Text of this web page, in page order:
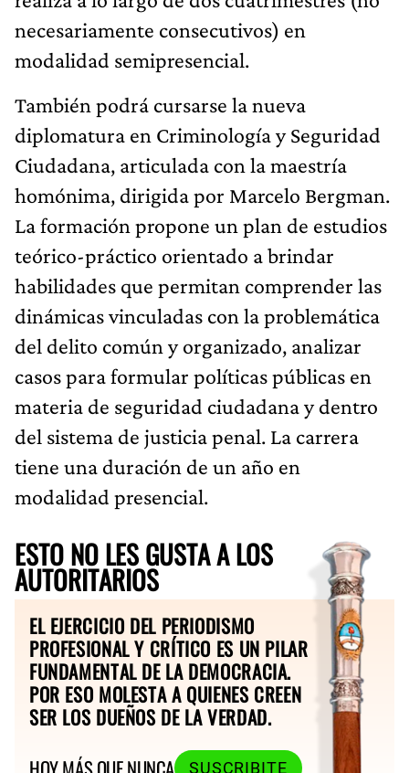
necesariamente consecutivos) en
modalidad semipresencial.
También podrá cursarse la nueva
diplomatura en Criminología y Seguridad
Ciudadana, articulada con la maestría
homónima, dirigida por Marcelo Bergman.
La formación propone un plan de estudios
teórico-práctico orientado a brindar
habilidades que permitan comprender las
dinámicas vinculadas con la problemática
del delito común y organizado, analizar
casos para formular políticas públicas en
materia de seguridad ciudadana y dentro
del sistema de justicia penal. La carrera
tiene una duración de un año en
modalidad presencial.
ESTO NO LES GUSTA A LOS
AUTORITARIOS
EL EJERCICIO DEL PERIODISMO
PROFESIONAL Y CRÍTICO ES UN PILAR
FUNDAMENTAL DE LA DEMOCRACIA.
POR ESO MOLESTA A QUIENES CREEN
SER LOS DUEÑOS DE LA VERDAD.
SUSCRIBITE